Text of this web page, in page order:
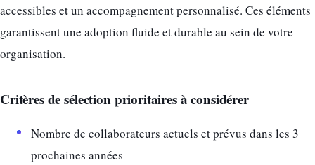
accessibles et un accompagnement personnalisé. Ces éléments
garantissent une adoption fluide et durable au sein de votre
organisation.
Critères de sélection prioritaires à considérer
Nombre de collaborateurs actuels et prévus dans les 3
prochaines années